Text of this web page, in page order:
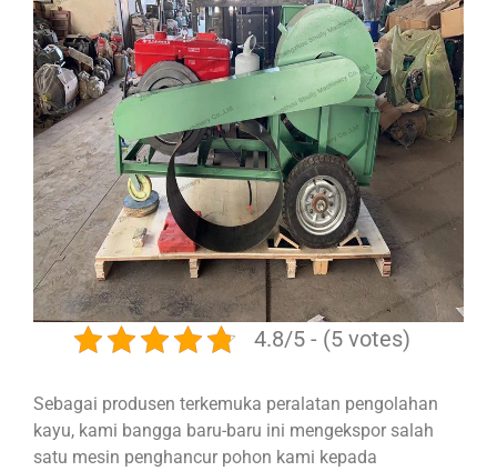
4.8/5 - (5 votes)
Sebagai produsen terkemuka peralatan pengolahan
kayu, kami bangga baru-baru ini mengekspor salah
satu mesin penghancur pohon kami kepada